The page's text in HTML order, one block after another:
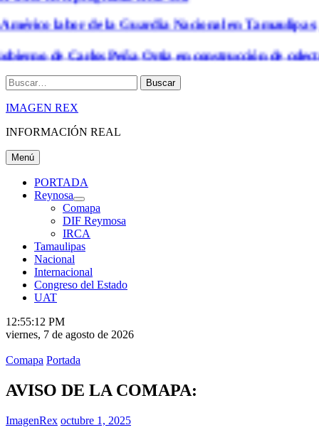
labor de la Guardia Nacional en Tamaulipas;
de Carlos Peña Ortiz en construcción de
Buscar
IMAGEN REX
INFORMACIÓN REAL
Menú
PORTADA
Reynosa
Comapa
DIF Reymosa
IRCA
Tamaulipas
Nacional
Internacional
Congreso del Estado
UAT
12:55:13 PM
viernes, 7 de agosto de 2026
Comapa Portada
AVISO DE LA COMAPA:
ImagenRex octubre 1, 2025